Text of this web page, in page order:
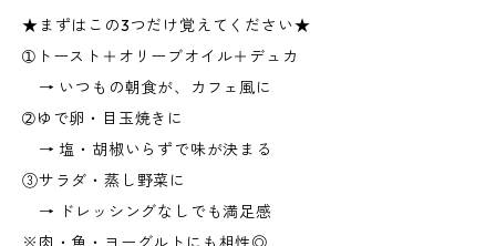
★まずはこの3つだけ覚えてください★
➀トースト＋オリーブオイル＋デュカ
→ いつもの朝食が、カフェ風に
➁ゆで卵・目玉焼きに
→ 塩・胡椒いらずで味が決まる
③サラダ・蒸し野菜に
→ ドレッシングなしでも満足感